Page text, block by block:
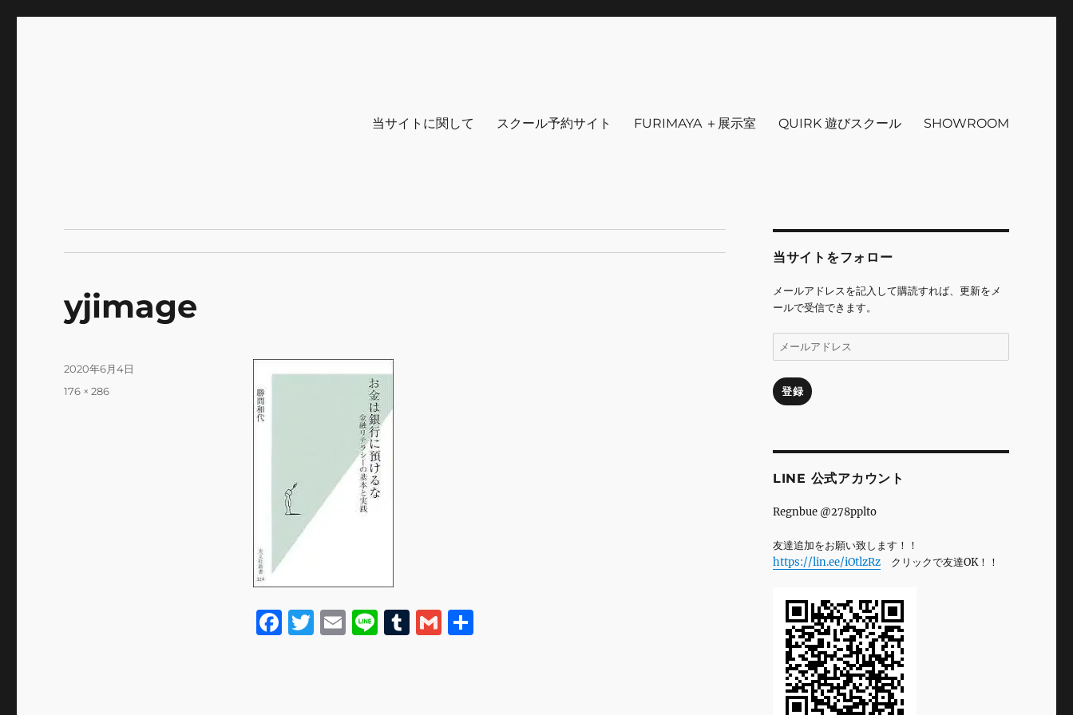
当サイトに関して スクール予約サイト FURIMAYA ＋展示室 QUIRK 遊びスクール SHOWROOM
yjimage
F T E Li T G 共
投
2020年6月4日
フ
176 × 286
当サイトをフォロー
メールアドレスを記入して購読すれば、更新をメ
ールで受信できます。
ー
ア
ド
登録
LINE 公式アカウント
Regnbue @278pplto
友達追加をお願い致します！！
https://lin.ee/iOtlzRzクリックで友達OK！！